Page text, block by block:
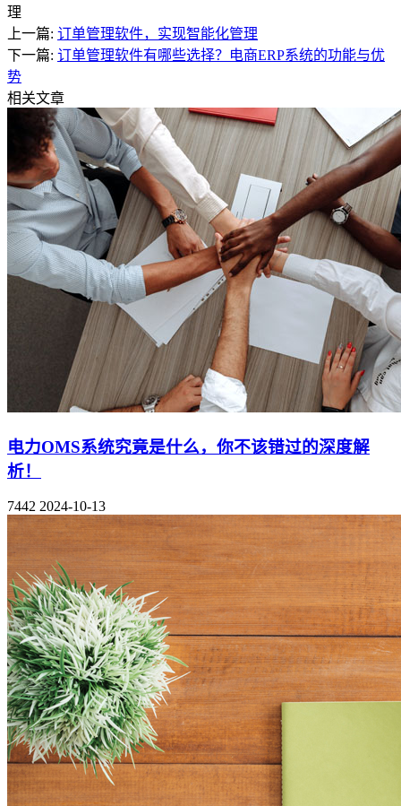
理
上一篇: 订单管理软件，实现智能化管理
下一篇: 订单管理软件有哪些选择？电商ERP系统的功能与优
势
相关文章
电力OMS系统究竟是什么，你不该错过的深度解
析！
7442 2024-10-13